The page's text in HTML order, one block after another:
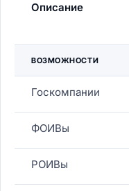
Описание
ВОЗМОЖНОСТИ
Госкомпании
ФОИВы
РОИВы